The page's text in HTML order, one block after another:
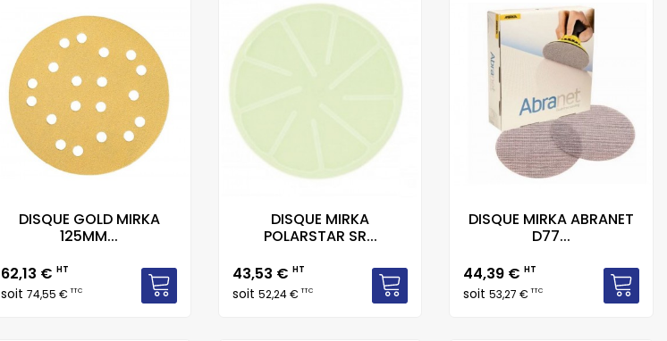
DISQUE GOLD MIRKA
125MM...
Prix
62,13 €HT
soit74,55 €TTC
DISQUE MIRKA
POLARSTAR SR...
Prix
43,53 € HT
soit 52,24 €TTC
DISQUE MIRKA ABRANET
D77...
Prix
44,39 €HT
soit53,27 €TTC